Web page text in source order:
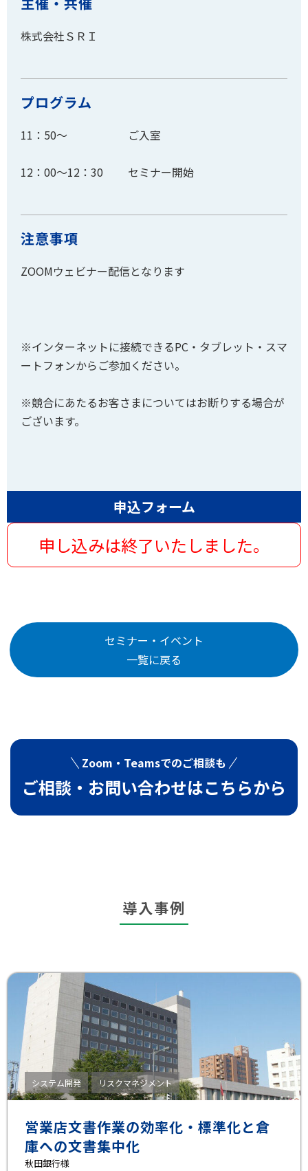
株式会社ＳＲＩ
プログラム
11：50～ ご入室
12：00～12：30 セミナー開始
注意事項
ZOOMウェビナー配信となります
※インターネットに接続できるPC・タブレット・スマ
ートフォンからご参加ください。
※競合にあたるお客さまについてはお断りする場合が
ございます。
申込フォーム
申し込みは終了いたしました。
セミナー・イベント
一覧に戻る
Zoom・Teamsでのご相談も
ご相談・お問い合わせはこちらから
導入事例
システム開発 リスクマネジメント
営業店文書作業の効率化・標準化と倉
庫への文書集中化
秋田銀行様